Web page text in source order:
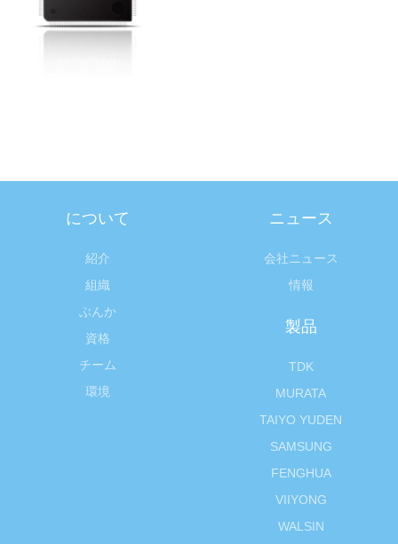
について
紹介
組織
ぶんか
資格
チーム
環境
ニュース
会社ニュース
情報
製品
TDK
MURATA
TAIYO YUDEN
SAMSUNG
FENGHUA
VIIYONG
WALSIN